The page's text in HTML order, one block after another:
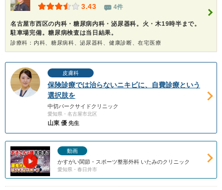
3.43 4件
名古屋市西区の内科・糖尿病内科・泌尿器科。火・木19時半まで。
駐車場完備。糖尿病検査は当日結果。
診療科：内科、糖尿病科、泌尿器科、健康診断、在宅医療
皮膚科
保険診療では治らないニキビに、自費診療という
選択肢を
中切パークサイドクリニック
愛知県・名古屋市北区
山東 優 先生
動画
かすがい関節・スポーツ整形外科 いたみのクリニック
愛知県・春日井市